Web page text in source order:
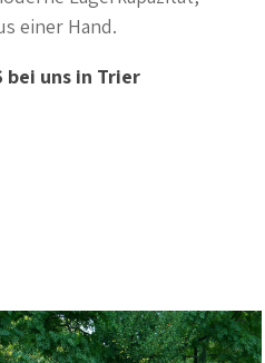
einer Hand.
uns in Trier